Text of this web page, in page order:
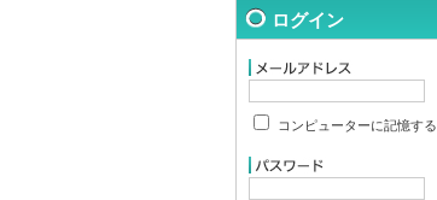
ログイン
コンピューターに記憶する